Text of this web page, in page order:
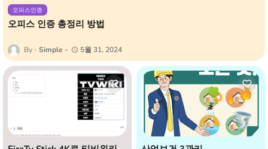
오피스인증
오피스 인증 총정리 방법
Simple 5월 31, 2024